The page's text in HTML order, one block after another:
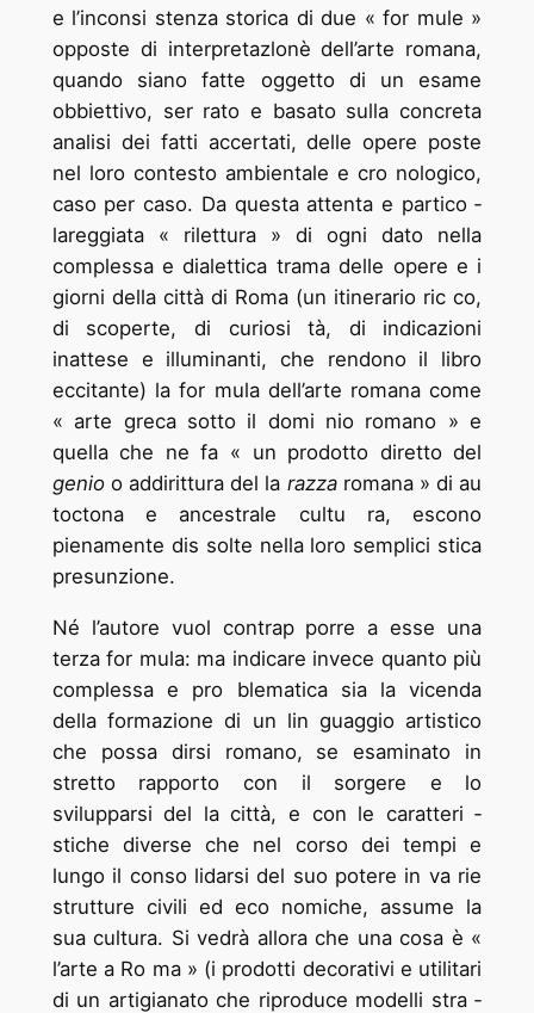
e l’inconsi ­stenza storica di due « for ­mule »
opposte di interpretazlonè dell’arte romana,
quando siano fatte oggetto di un esame
obbiettivo, ser ­rato e basato sulla concreta
analisi dei fatti accertati, delle opere poste
nel loro contesto ambientale e cro ­nologico,
caso per caso. Da questa attenta e partico ­
lareggiata « rilettura » di ogni dato nella
complessa e dialettica trama delle opere e i
giorni della città di Roma (un itinerario ric ­co,
di scoperte, di curiosi ­tà, di indicazioni
inattese e illuminanti, che rendono il libro
eccitante) la for ­mula dell’arte romana come
« arte greca sotto il domi ­nio romano » e
quella che ne fa « un prodotto diretto del
genioo addirittura del ­la razzaromana » di au
­toctona e ancestrale cultu ­ra, escono
pienamente dis ­solte nella loro semplici ­stica
presunzione.
Né l’autore vuol contrap ­porre a esse una
terza for ­mula: ma indicare invece quanto più
complessa e pro ­blematica sia la vicenda
della formazione di un lin ­guaggio artistico
che possa dirsi romano, se esaminato in
stretto rapporto con il sorgere e lo
svilupparsi del ­la città, e con le caratteri ­
stiche diverse che nel corso dei tempi e
lungo il conso ­lidarsi del suo potere in va ­rie
strutture civili ed eco ­nomiche, assume la
sua cultura. Si vedrà allora che una cosa è «
l’arte a Ro ­ma » (i prodotti decorativi e utilitari
di un artigianato che riproduce modelli stra ­